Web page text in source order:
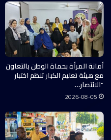
أمانة المرأة بحماة الوطن بالتعاون
مع هيئة تعليم الكبار تنظم اختبار
“الانتصار…
2026-08-05